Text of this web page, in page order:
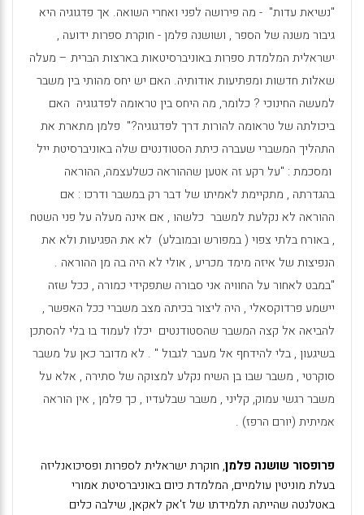
"נשיאת עדות" - מה פירושה לפני ואחרי השואה. אך פדגוגיה היא
גיבור משנה של הספר , ושושנה פלמן - חוקרת ספרות ידועה ,
ישראלית המלמדת ספרות באוניברסיטאות בארצות הברית – מעלה
שאלות חדשות ומפתיעות אודותיה. האם יש יחס מהותי בין משבר
למעשה החינוכי ? כלומר, מה היחס בין טראומה לפדגוגיה האם
ביכולתה של טראומה להורות דרך לפדגוגיה?" פלמן מתארת את
התהליך המשברי שעברה כיתת הסטודנטים שלה באוניברסיטת ייל
ומסכמת : "על רקע זה אטען שההוראה כשלעצמה, ההוראה
בהגדרתה , מתקיימת לאמיתו של דבר רק במשבר ודרכו : אם
ההוראה לא נקלעת למשבר כלשהו , אם אינה מעלה על פני השטח
, באורח בלתי צפוי ( במפורש ובמובלע) לא את הפגיעות ולא את
הנפיצות של איזה מימד מכריע , אולי לא היה בה מן ההוראה .
"במבט לאחור על החוויה אני סבורה שתפקידי כמורה , ככל שזה
יישמע פרדוקסאלי , היה ליצור בכיתה מצב משברי ככל האפשר ,
להביאה אל קצה המשבר שהסטודנטים יכלו לעמוד בו בלי להסתכן
בשיגעון , בלי להידחף אל מעבר לגבול " . לא מדובר כאן על משבר
סוקרטי , משבר שבו בן השיח נקלע למצוקה של סתירה , אלא על
משבר רגשי עמוק, קליני , משבר שבלעדיו , כך פלמן , אין הוראה
אמיתית (יורם הרפז) .
פרופסור שושנה פלמן, חוקרת ישראלית לספרות ופסיכואנליזה
בעלת מוניטין עולמיים, המלמדת כיום באוניברסיטת אמורי
באטלנטה שהייתה תלמידתו של ז'אק לאקאן, שילבה כלים